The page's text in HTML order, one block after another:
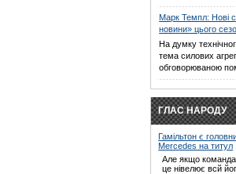
Марк Темпл: Нові
новини» цього
На думку
тема силових
обговорюваною
ГЛАС НАРОДУ
Гамільтон є
Mercedes на титул
Але якщо команда
це нівелює всй